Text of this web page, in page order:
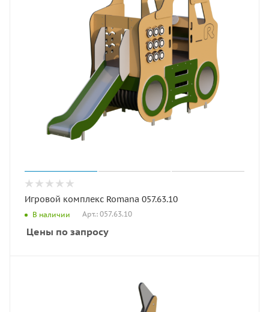
Игровой комплекс Romana 057.63.10
В наличии Арт.: 057.63.10
Цены по запросу